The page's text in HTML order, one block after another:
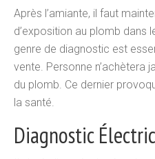
Après l’amiante, il faut
d’exposition au plomb dans
genre de diagnostic est
vente. Personne n’achètera
du plomb. Ce dernier
la santé.
Diagnostic